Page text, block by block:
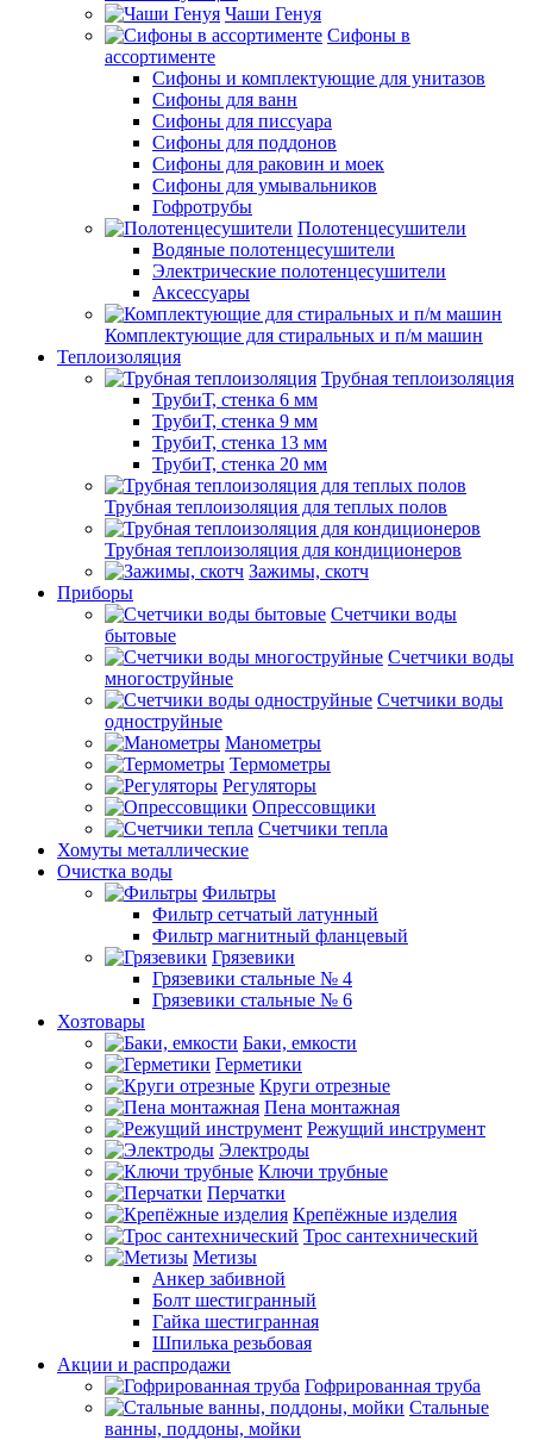
Чаши Генуя
Сифоны в
ассортименте
Сифоны и комплектующие для унитазов
Сифоны для ванн
Сифоны для писсуара
Сифоны для поддонов
Сифоны для раковин и моек
Сифоны для умывальников
Гофротрубы
Полотенцесушители
Водяные полотенцесушители
Электрические полотенцесушители
Аксессуары
Комплектующие для стиральных и п/м машин
Теплоизоляция
Трубная теплоизоляция
ТрубиТ, стенка 6 мм
ТрубиТ, стенка 9 мм
ТрубиТ, стенка 13 мм
ТрубиТ, стенка 20 мм
Трубная теплоизоляция для теплых полов
Трубная теплоизоляция для кондиционеров
Зажимы, скотч
Приборы
Счетчики воды
бытовые
Счетчики воды
многоструйные
Счетчики воды
одноструйные
Манометры
Термометры
Регуляторы
Опрессовщики
Счетчики тепла
Хомуты металлические
Очистка воды
Фильтры
Фильтр сетчатый латунный
Фильтр магнитный фланцевый
Грязевики
Грязевики стальные № 4
Грязевики стальные № 6
Хозтовары
Баки, емкости
Герметики
Круги отрезные
Пена монтажная
Режущий инструмент
Электроды
Ключи трубные
Перчатки
Крепёжные изделия
Трос сантехнический
Метизы
Анкер забивной
Болт шестигранный
Гайка шестигранная
Шпилька резьбовая
Акции и распродажи
Гофрированная труба
Стальные
ванны, поддоны, мойки